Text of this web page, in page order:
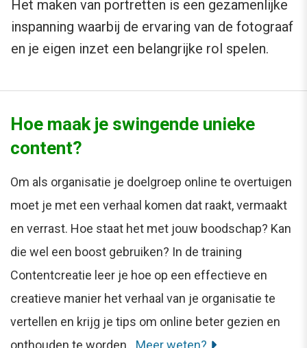
Het maken van portretten is een gezamenlijke
inspanning waarbij de ervaring van de fotograaf
en je eigen inzet een belangrijke rol spelen.
Hoe maak je swingende unieke
content?
Om als organisatie je doelgroep online te overtuigen
moet je met een verhaal komen dat raakt, vermaakt
en verrast. Hoe staat het met jouw boodschap? Kan
die wel een boost gebruiken? In de training
Contentcreatie leer je hoe op een effectieve en
creatieve manier het verhaal van je organisatie te
vertellen en krijg je tips om online beter gezien en
onthouden te worden. Meer weten?